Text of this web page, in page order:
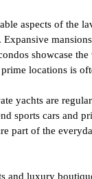
aspects of the
showcase
locations is
yachts are
sports cars and
part of the
and luxury